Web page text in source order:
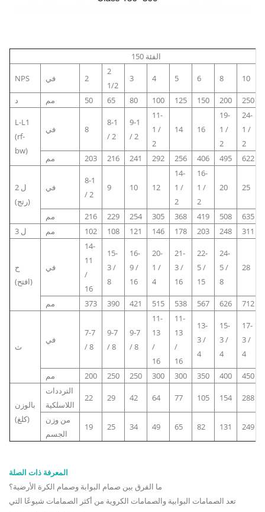
الفئة 150
NPS في 2
2
1/2
3 4 5 6 8 10
د مم 50 65 80 100 125 150 200 250
L-L1
(rf-
bw)
في 8
8-1
/ 2
9-1
/ 2
11-
1 /
2
14 16
19-
1 /
2
24-
1 /
2
مم
203 216 241 292 256 406 495 622
ل 2
(رتج)
في
8-1
/ 2
9 10 12
14-
1 /
2
16-
1 /
2
20 25
مم 216 229 254 305 368 419 508 635
ل 3
مم 102 108 121 146 178 203 248 311
ح
(افتح)
في
14-
11
/
16
15-
3 /
8
16-
9 /
16
20-
1 /
4
21-
3 /
16
22-
5 /
15
24-
5 /
8
28
مم 373 390 421 515 538 567 626 712
ث
في
7-7
/ 8
9-7
/ 8
9-7
/ 8
11-
13
/
16
11-
13
/
16
13-
3 /
4
15-
3 /
4
17-
3 /
4
مم 200 250 250 300 300 350 400 450
بالوزن
(كلغ)
الترددات
اللاسلكية
22 29 42 64 77 105 154 288
من وزن
الجسم
19 25 34 49 65 82 131 249
المعرفة ذات الصلة
ما الفرق بين صمام البوابة وصمام الكرة الأرضية؟
تعد الصمامات البوابية والصمامات الكروية من أكثر الصمامات شيوعًا التي